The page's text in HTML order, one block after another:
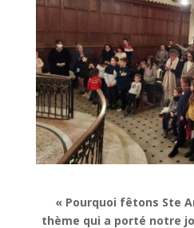
« Pourquoi fêtons Ste
thème qui a porté notre